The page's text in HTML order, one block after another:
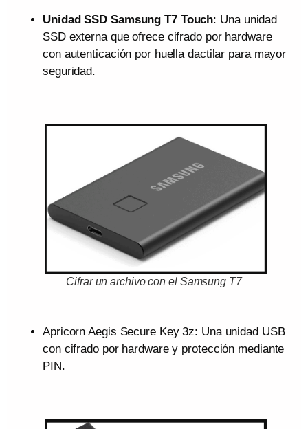
Unidad SSD Samsung T7 Touch: Una unidad
SSD externa que ofrece cifrado por hardware
con autenticación por huella dactilar para mayor
seguridad.
Cifrar un archivo con el Samsung T7
Apricorn Aegis Secure Key 3z: Una unidad USB
con cifrado por hardware y protección mediante
PIN.